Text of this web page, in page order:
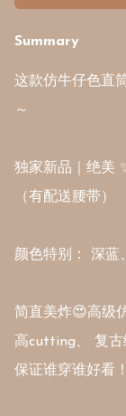
Summary
这款仿牛仔色直
～
独家新品｜绝美
（有配送腰带）
颜色特别： 深蓝
简直美炸😍高级
高cutting、 复古
保证谁穿谁好看